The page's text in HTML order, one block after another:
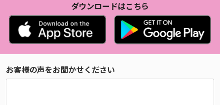
ダウンロードはこちら
お客様の声をお聞かせください